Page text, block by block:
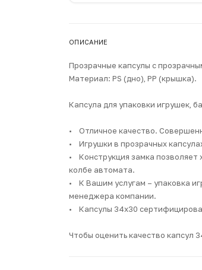
ОПИСАНИЕ
Прозрачные капсулы с
Материал: PS (дно), PP (крышка).
Капсула для упаковки игрушек,
• Отличное качество.
• Игрушки в прозрачных
• Конструкция замка позволяет
колбе автомата.
• К Вашим услугам – упаковка
менеджера компании.
• Капсулы 34х30
Чтобы оценить качество капсул